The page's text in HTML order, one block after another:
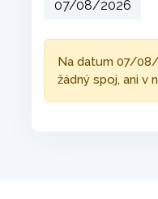
Na datum 07/
žádný spoj, ani v